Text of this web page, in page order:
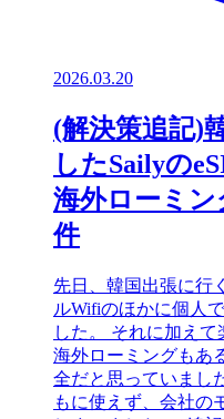
2026.03.20
(解決策追記)
したSailyの
海外ローミ
件
先日、韓国出張に行
ルWifiのほかに個人
した。 それに加え
海外ローミングもあ
全だと思っていまし
もに使えず、会社の